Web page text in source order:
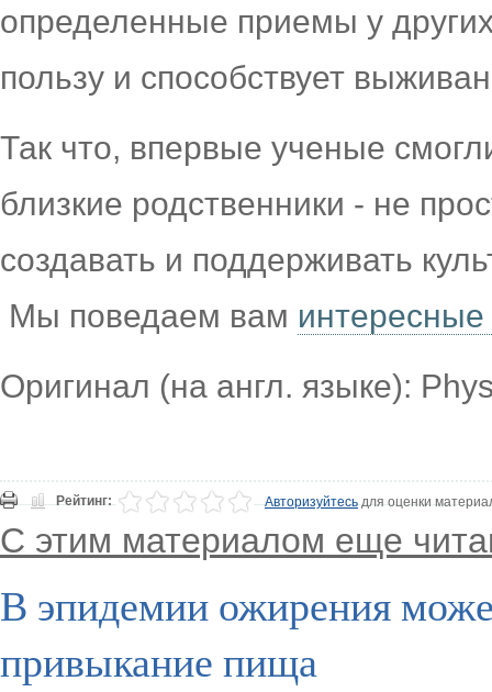
определенные приемы у
пользу и способствует
Так что, впервые ученые
близкие родственники - не
создавать и поддерживать
Мы поведаем вам интересные
Оригинал (на англ. языке):
Рейтинг: Авторизуйтесьдля оценки
С этим материалом еще
В эпидемии ожирения
привыкание пища